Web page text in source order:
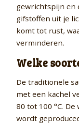
gewrichtspijn en
gifstoffen uit je
komt tot rust,
verminderen.
Welke
De traditionele
met een kachel
80 tot 100 °C.
wordt